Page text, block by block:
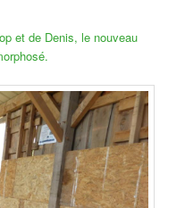
et de Denis, le nouveau